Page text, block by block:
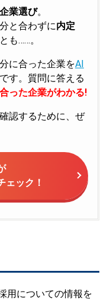
業選び。
と合わずに内定
も……。
に合った企業をAI
す。質問に答える
った企業がわかる!
認するために、ぜ
ェック！
用についての情報を